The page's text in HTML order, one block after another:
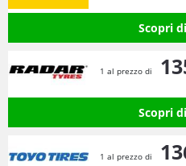
Scopri
1 al prezzo di
Scopri
1 al prezzo di